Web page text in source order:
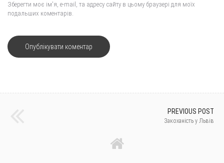
Зберегти моє ім'я, e-mail, та адресу сайту в цьому браузері для моїх
подальших коментарів.
PREVIOUS POST
Закоханість у Львів